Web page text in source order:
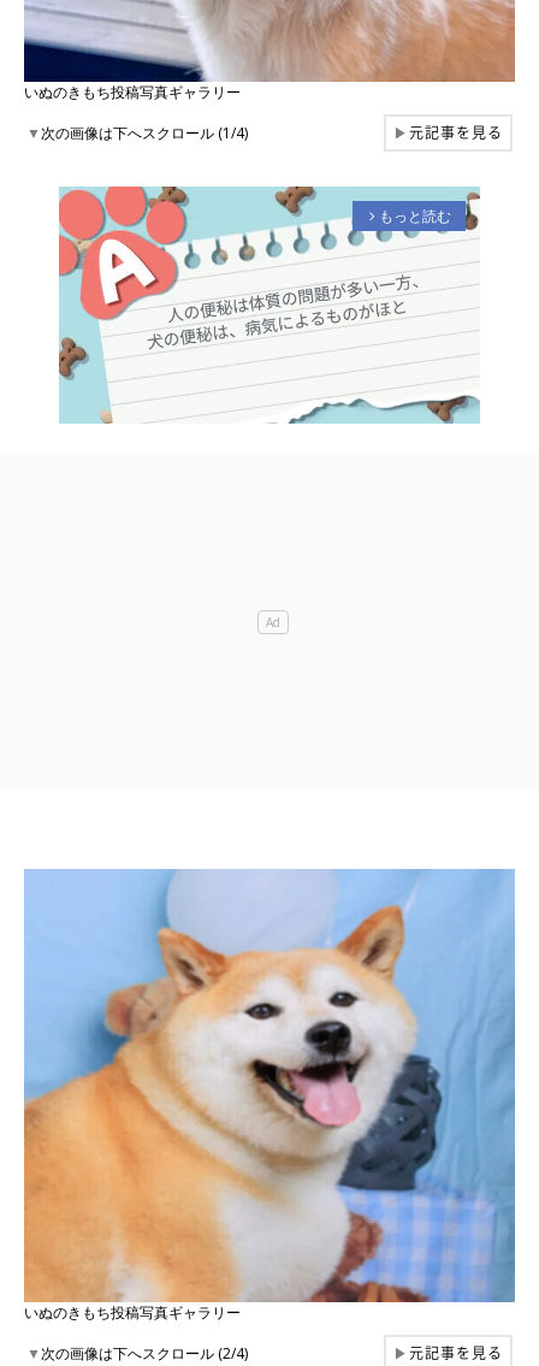
いぬのきもち投稿写真ギャラリー
▼次の画像は下へスクロール (1/4) ▶元記事を見る
arrow_forward_ios もっと読む
いぬのきもち投稿写真ギャラリー
▼次の画像は下へスクロール (2/4) ▶元記事を見る